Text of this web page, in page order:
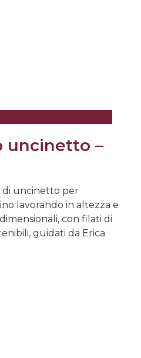
uncinetto –
di uncinetto per
lavorando in altezza e
con filati di
guidati da Erica